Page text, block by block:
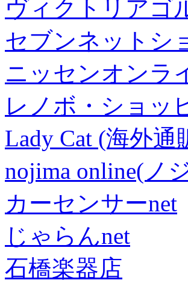
ヴィクトリアゴ
セブンネットシ
ニッセンオンラ
レノボ・ショ
Lady Cat (海外
nojima online(ノ
カーセンサーnet
じゃらんnet
石橋楽器店